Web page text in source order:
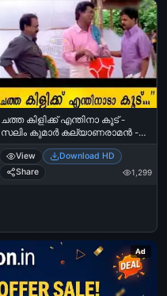
ചത്ത കിളിക്ക് എന്തിനാ കൂട് -
സലിം കുമാര്‍ കല്യാണരാമന്‍ -
Chatha Kilikku Enthinaa Koodu -
Salim Kumar‍ in Kalyanaraman
View
Download HD
Share
1,299
Ad